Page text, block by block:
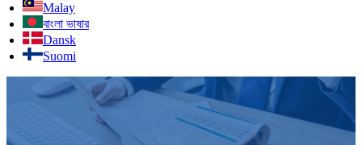
Malay
বাংলা ভাষার
Dansk
Suomi